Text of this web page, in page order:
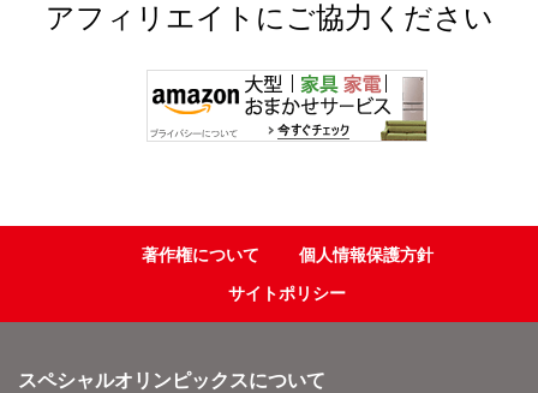
アフィリエイトにご協力ください
著作権について
個人情報保護方針
サイトポリシー
スペシャルオリンピックスについて